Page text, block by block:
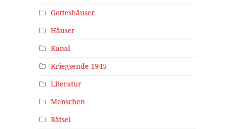
Gotteshäuser
Häuser
Kanal
Kriegsende 1945
Literatur
Menschen
Rätsel